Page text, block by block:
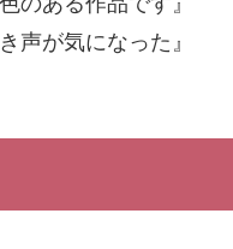
声が気になった』